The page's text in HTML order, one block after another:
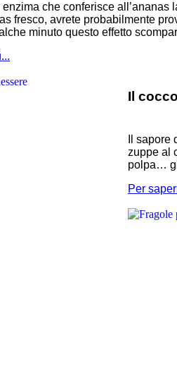
enzima che conferisce
fresco, avrete probabilmente
minuto questo effetto
Il
Il
zuppe al
polpa…
Per